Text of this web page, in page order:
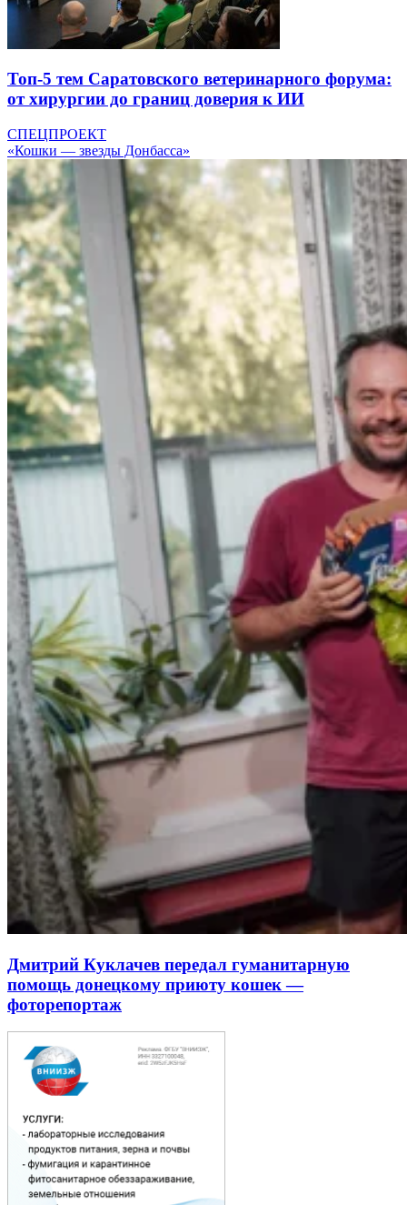
Топ-5 тем Саратовского ветеринарного форума:
от хирургии до границ доверия к ИИ
СПЕЦПРОЕКТ
«Кошки — звезды Донбасса»
Дмитрий Куклачев передал гуманитарную
помощь донецкому приюту кошек —
фоторепортаж